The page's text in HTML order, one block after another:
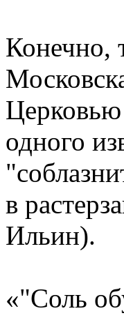
Конечно,
одного
в
Ильин).
«"Соль